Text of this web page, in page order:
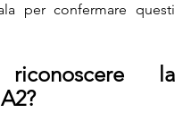
per confermare questi
la